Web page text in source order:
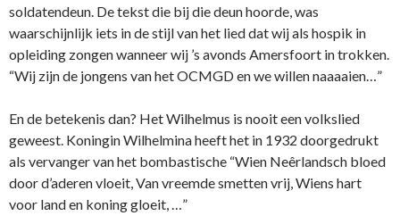
soldatendeun. De tekst die bij die deun hoorde, was
waarschijnlijk iets in de stijl van het lied dat wij als hospik in
opleiding zongen wanneer wij ’s avonds Amersfoort in trokken.
“Wij zijn de jongens van het OCMGD en we willen naaaaien…”
En de betekenis dan? Het Wilhelmus is nooit een volkslied
geweest. Koningin Wilhelmina heeft het in 1932 doorgedrukt
als vervanger van het bombastische “Wien Neêrlandsch bloed
door d’aderen vloeit, Van vreemde smetten vrij, Wiens hart
voor land en koning gloeit, …”